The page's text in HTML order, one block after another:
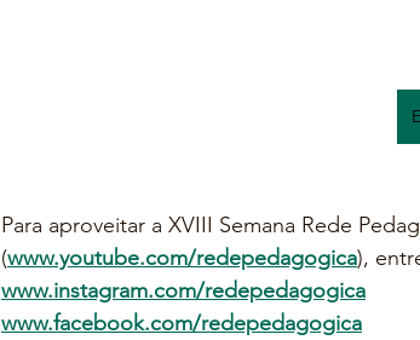
Para aproveitar a XVIII Semana Rede
(www.youtube.com/redepedagogica),
www.instagram.com/redepedagogica
www.facebook.com/redepedagogica